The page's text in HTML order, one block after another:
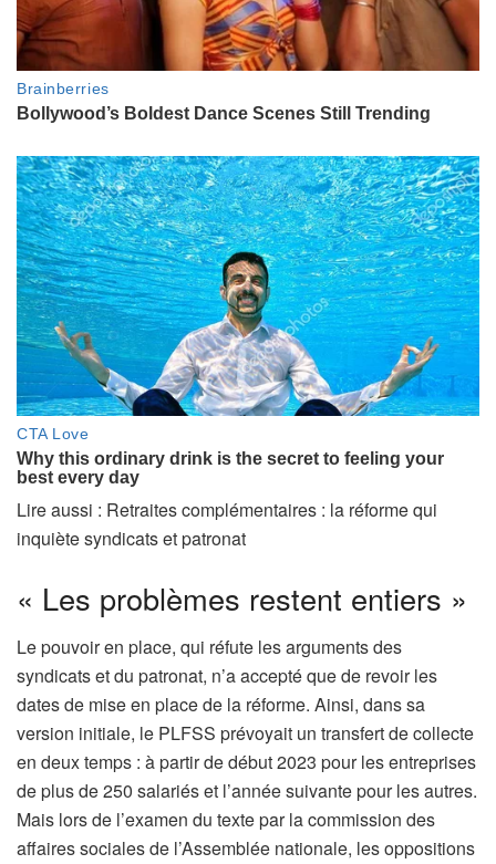
Lire aussi : A
r
i
l
e
r
é
s
e
r
v
Retraites complémentaires : la réforme qui
inquiète syndicats et patronat
« Les problèmes restent entiers »
Le pouvoir en place, qui réfute les arguments des
syndicats et du patronat, n’a accepté que de revoir les
dates de mise en place de la réforme. Ainsi, dans sa
version initiale, le PLFSS prévoyait un transfert de collecte
en deux temps : à partir de début 2023 pour les entreprises
de plus de 250 salariés et l’année suivante pour les autres.
Mais lors de l’examen du texte par la commission des
affaires sociales de l’Assemblée nationale, les oppositions